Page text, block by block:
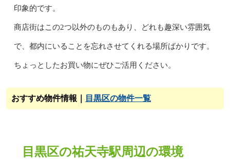
印象的です。
商店街はこの2つ以外のものもあり、どれも趣深い雰囲気
で、都内にいることを忘れさせてくれる場所ばかりです。
ちょっとしたお買い物にぜひご活用ください。
おすすめ物件情報｜ 目黒区の物件一覧
目黒区の祐天寺駅周辺の環境